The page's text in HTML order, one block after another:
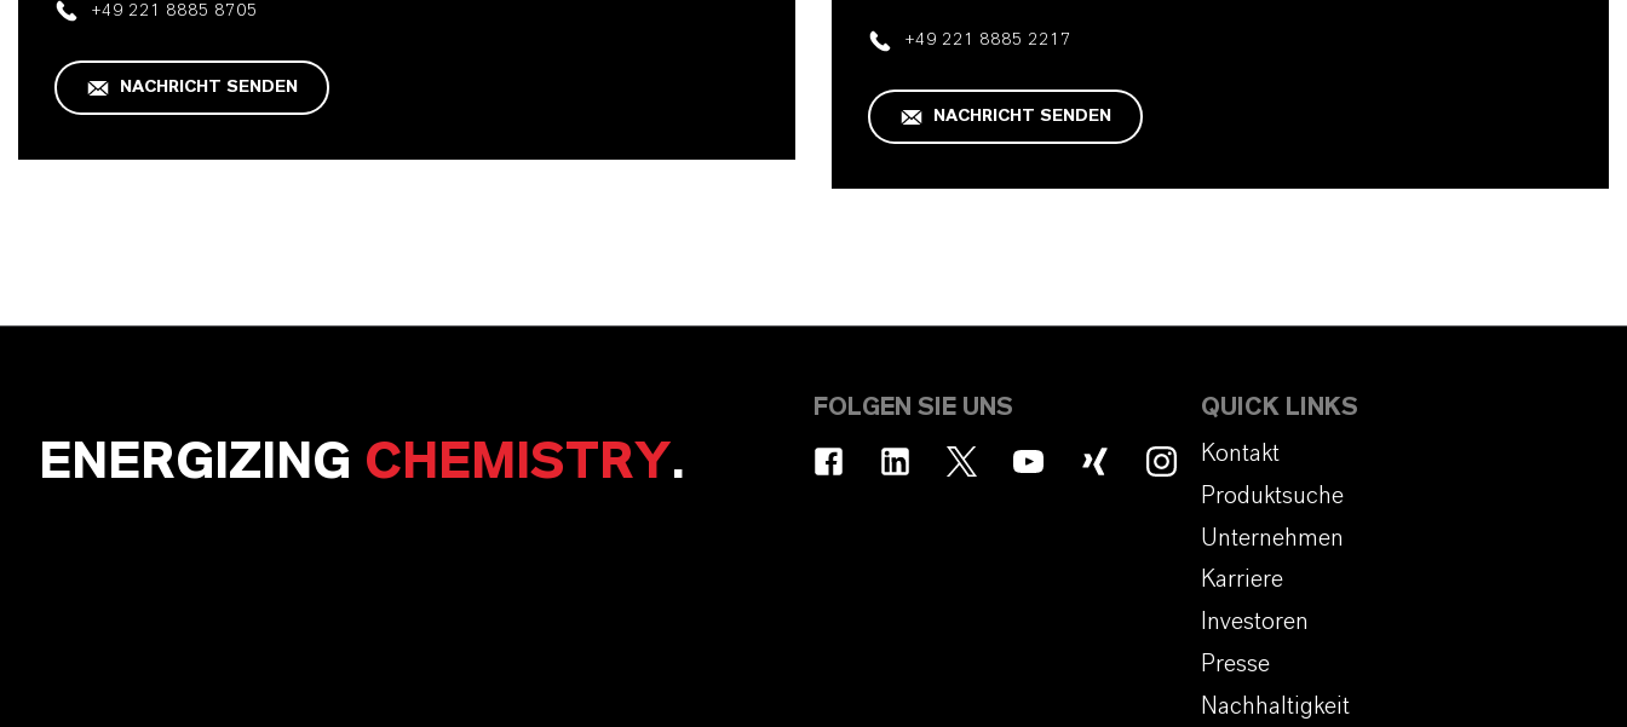
+49 221 8885 8705
NACHRICHT SENDEN
+49 221 8885 2217
NACHRICHT SENDEN
ENERGIZING CHEMISTRY.
FOLGEN SIE UNS
QUICK LINKS
Kontakt
Produktsuche
Unternehmen
Karriere
Investoren
Presse
Nachhaltigkeit